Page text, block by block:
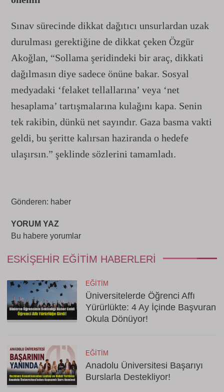
Sınav sürecinde dikkat dağıtıcı unsurlardan uzak
durulması gerektiğine de dikkat çeken Özgür
Akoğlan, “Sollama şeridindeki bir araç, dikkati
dağılmasın diye sadece önüne bakar. Sosyal
medyadaki ‘felaket tellallarına’ veya ‘net
hesaplama’ tartışmalarına kulağını kapa. Senin
tek rakibin, dünkü net sayındır. Gaza basma vakti
geldi, bu şeritte kalırsan haziranda o hedefe
ulaşırsın.” şeklinde sözlerini tamamladı.
Gönderen: haber
YORUM YAZ
Bu habere yorumlar
ESKIŞEHIR EĞITIM HABERLERI
EĞITIM
Üniversitelerde Öğrenci Affı
Yürürlükte: 4 Ay İçinde Başvuran
Okula Dönüyor!
EĞITIM
Anadolu Üniversitesi Başarıyı
Burslarla Destekliyor!